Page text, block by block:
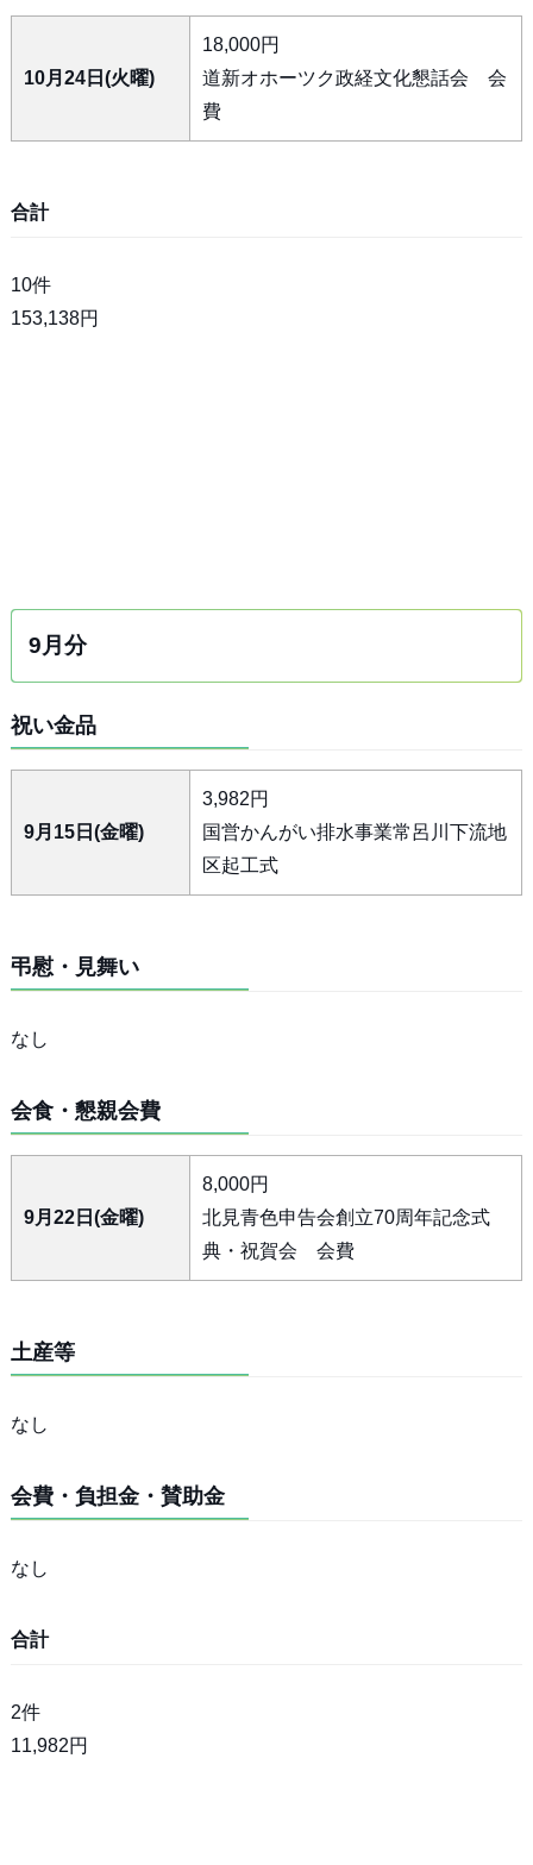
10月24日(火曜)
18,000円
道新オホーツク政経文化懇話会 会
費
合計
10件
153,138円
9月分
祝い金品
9月15日(金曜)
3,982円
国営かんがい排水事業常呂川下流地
区起工式
弔慰・見舞い
なし
会食・懇親会費
9月22日(金曜)
8,000円
北見青色申告会創立70周年記念式
典・祝賀会 会費
土産等
なし
会費・負担金・賛助金
なし
合計
2件
11,982円